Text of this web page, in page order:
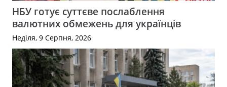
НБУ готує суттєве послаблення
валютних обмежень для українців
Неділя, 9 Серпня, 2026